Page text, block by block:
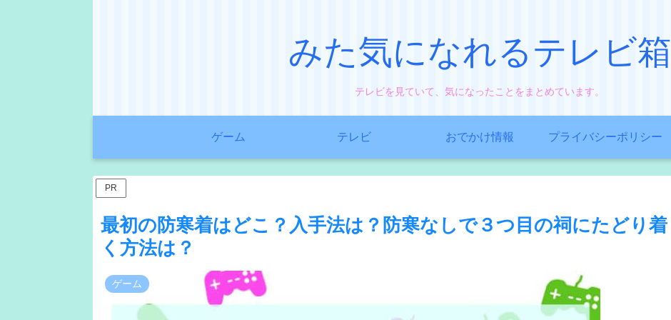
みた気になれるテレビ箱
テレビを見ていて、気になったことをまとめています。
ゲーム テレビ おでかけ情報 プライバシーポリシー
PR
最初の防寒着はどこ？入手法は？防寒なしで３つ目の祠にたどり着
く方法は？
ゲーム